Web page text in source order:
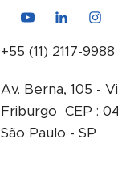
+55 (11) 2117-9988
Av. Berna, 105 -
Friburgo CEP :
São Paulo - SP